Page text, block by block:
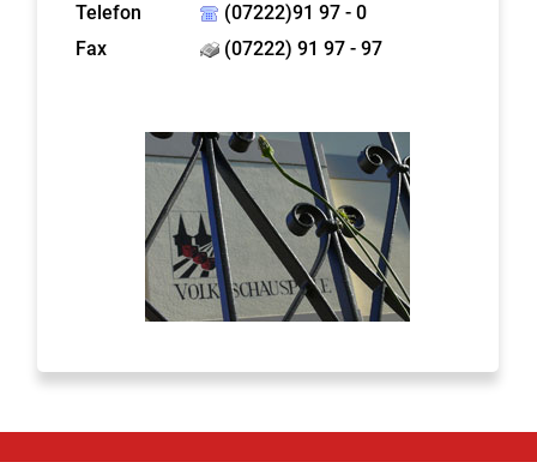
Telefon
(07222)91 97 - 0
Fax
(07222) 91 97 - 97